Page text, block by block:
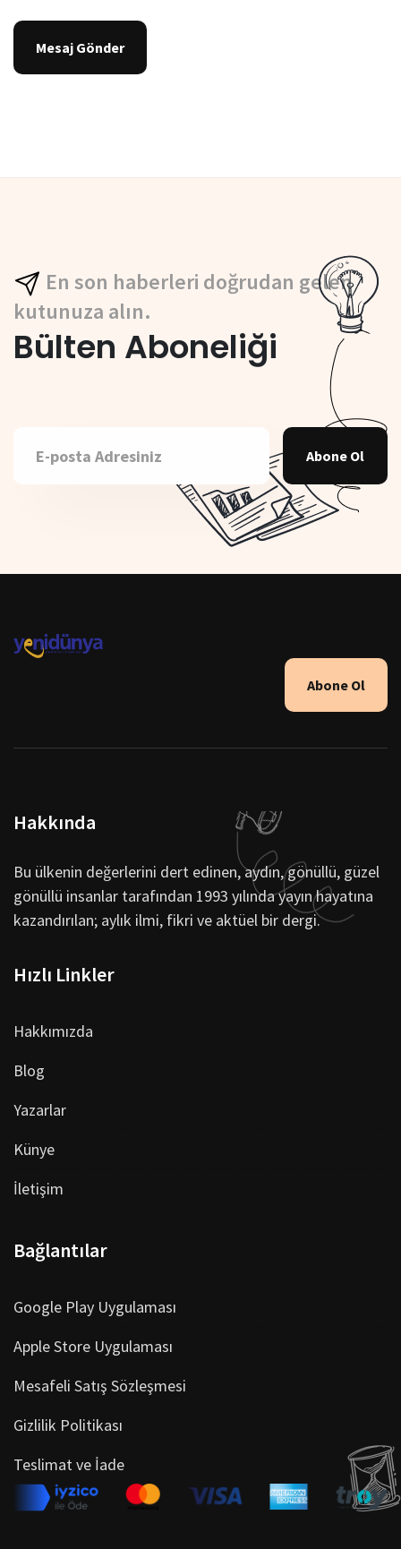
Mesaj Gönder
En son haberleri doğrudan gelen
kutunuza alın.
Bülten Aboneliği
Abone Ol
Abone Ol
Hakkında
Bu ülkenin değerlerini dert edinen, aydın, gönüllü, güzel
gönüllü insanlar tarafından 1993 yılında yayın hayatına
kazandırılan; aylık ilmi, fikri ve aktüel bir dergi.
Hızlı Linkler
Hakkımızda
Blog
Yazarlar
Künye
İletişim
Bağlantılar
Google Play Uygulaması
Apple Store Uygulaması
Mesafeli Satış Sözleşmesi
Gizlilik Politikası
Teslimat ve İade